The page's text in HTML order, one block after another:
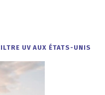
UV AUX ÉTATS-UNIS